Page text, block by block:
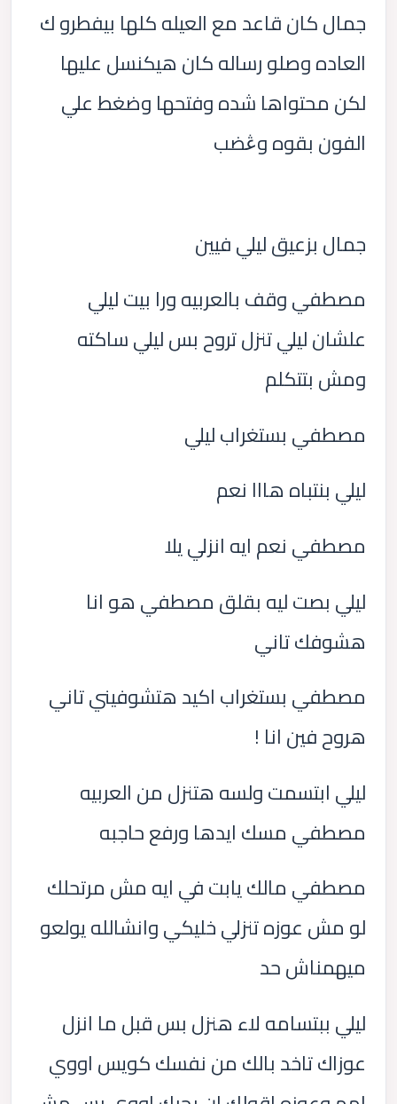
جمال كان قاعد مع العيله كلها بيفطرو ك
العاده وصلو رساله كان هيكنسل عليها
لكن محتواها شده وفتحها وضغط علي
الفون بقوه وڠضب
جمال بزعيق ليلي فيين
مصطفي وقف بالعربيه ورا بيت ليلي
علشان ليلي تنزل تروح بس ليلي ساكته
ومش بتتكلم
مصطفي بستغراب ليلي
ليلي بنتباه هااا نعم
مصطفي نعم ايه انزلي يلا
ليلي بصت ليه بقلق مصطفي هو انا
هشوفك تاني
مصطفي بستغراب اكيد هتشوفيني تاني
هروح فين انا !
ليلي ابتسمت ولسه هتنزل من العربيه
مصطفي مسك ايدها ورفع حاجبه
مصطفي مالك يابت في ايه مش مرتحلك
لو مش عوزه تنزلي خليكي وانشالله يولعو
ميهمناش حد
ليلي ببتسامه لاء هنزل بس قبل ما انزل
عوزاك تاخد بالك من نفسك كويس اووي